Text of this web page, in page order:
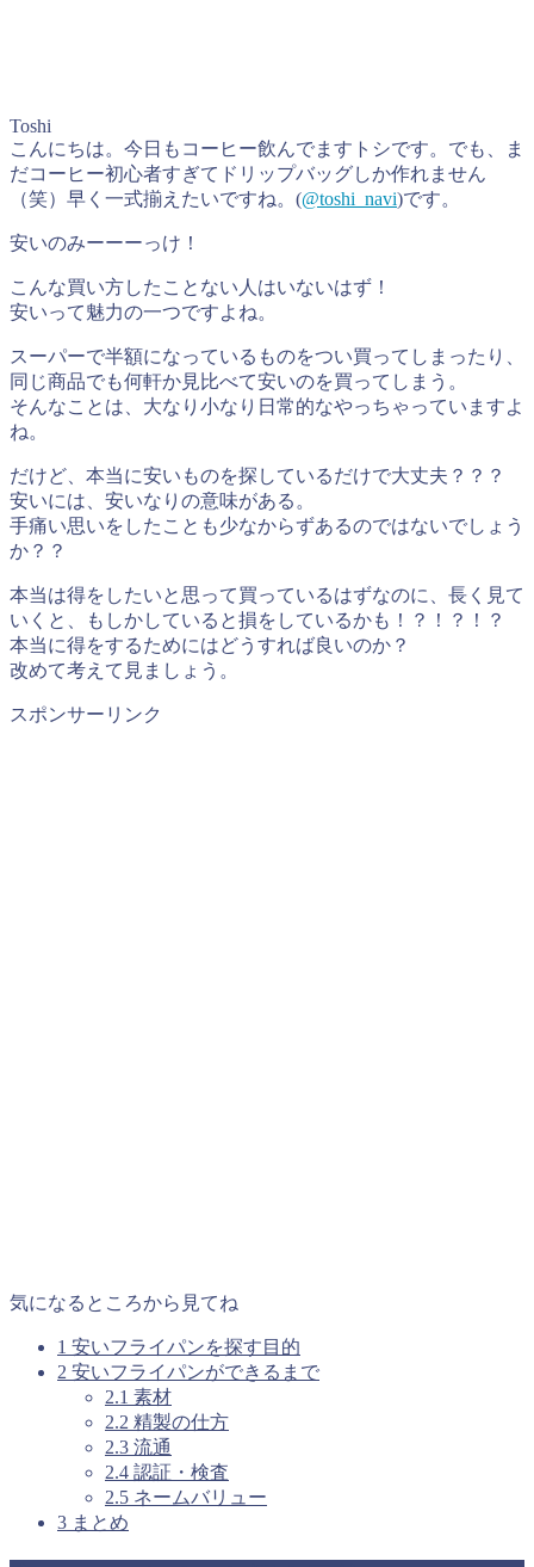
Toshi
こんにちは。今日もコーヒー飲んでますトシです。でも、ま
だコーヒー初心者すぎてドリップバッグしか作れません
（笑）早く一式揃えたいですね。(@toshi_navi)です。
安いのみーーーっけ！
こんな買い方したことない人はいないはず！
安いって魅力の一つですよね。
スーパーで半額になっているものをつい買ってしまったり、
同じ商品でも何軒か見比べて安いのを買ってしまう。
そんなことは、大なり小なり日常的なやっちゃっていますよ
ね。
だけど、本当に安いものを探しているだけで大丈夫？？？
安いには、安いなりの意味がある。
手痛い思いをしたことも少なからずあるのではないでしょう
か？？
本当は得をしたいと思って買っているはずなのに、長く見て
いくと、もしかしていると損をしているかも！？！？！？
本当に得をするためにはどうすれば良いのか？
改めて考えて見ましょう。
スポンサーリンク
気になるところから見てね
1 安いフライパンを探す目的
2 安いフライパンができるまで
2.1 素材
2.2 精製の仕方
2.3 流通
2.4 認証・検査
2.5 ネームバリュー
3 まとめ